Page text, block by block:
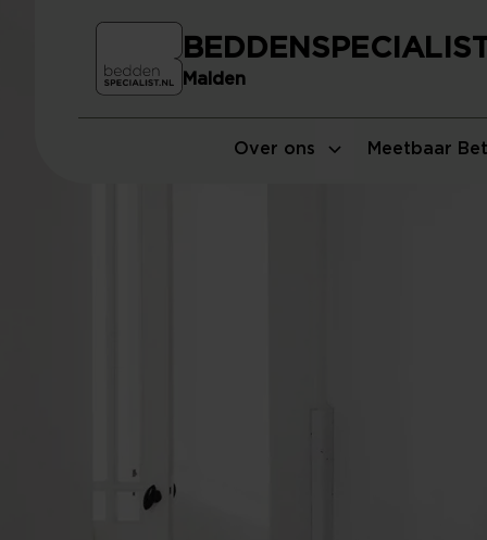
Over ons Meetbaar
Malden